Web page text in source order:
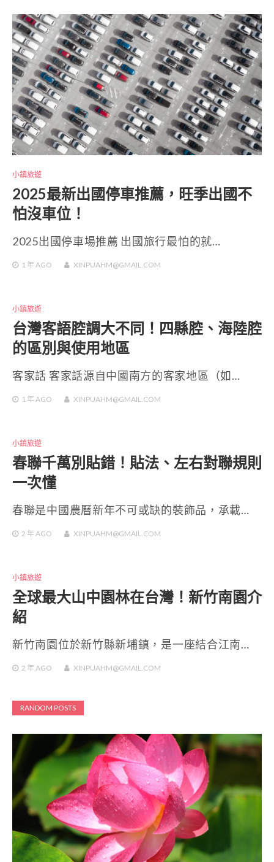
小鎮旅遊
2025最新出國停車推薦，旺季出國不
怕沒車位！
2025出國停車場推薦 出國旅行最怕的就…
1 年 AGO XINPUAHM@GMAIL.COM
小鎮旅遊
台灣客語腔調大不同！四縣腔、海陸腔
的區別與使用地區
客家話 客家話源自中國南方的客家地區（如…
1 年 AGO XINPUAHM@GMAIL.COM
小鎮旅遊
春聯千萬別貼錯！貼法、左右對聯規則
一次懂
春聯是中國農曆新年不可或缺的裝飾品，承載…
2 年 AGO XINPUAHM@GMAIL.COM
小鎮旅遊
全球最大山中園林在台灣！新竹南園介
紹
新竹南園位於新竹縣新埔鎮，是一座結合江南…
2 年 AGO XINPUAHM@GMAIL.COM
RANDOM POSTS